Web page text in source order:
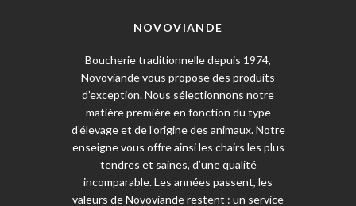
NOVOVIANDE
Boucherie traditionnelle depuis 1974,
Novoviande vous propose des produits
d’exception. Nous sélectionnons notre
matière première en fonction du type
d’élevage et de l’origine des animaux. Notre
enseigne vous offre ainsi les chairs les plus
tendres et saines, d’une qualité
incomparable. Les années passent, les
valeurs de Novoviande restent : un service